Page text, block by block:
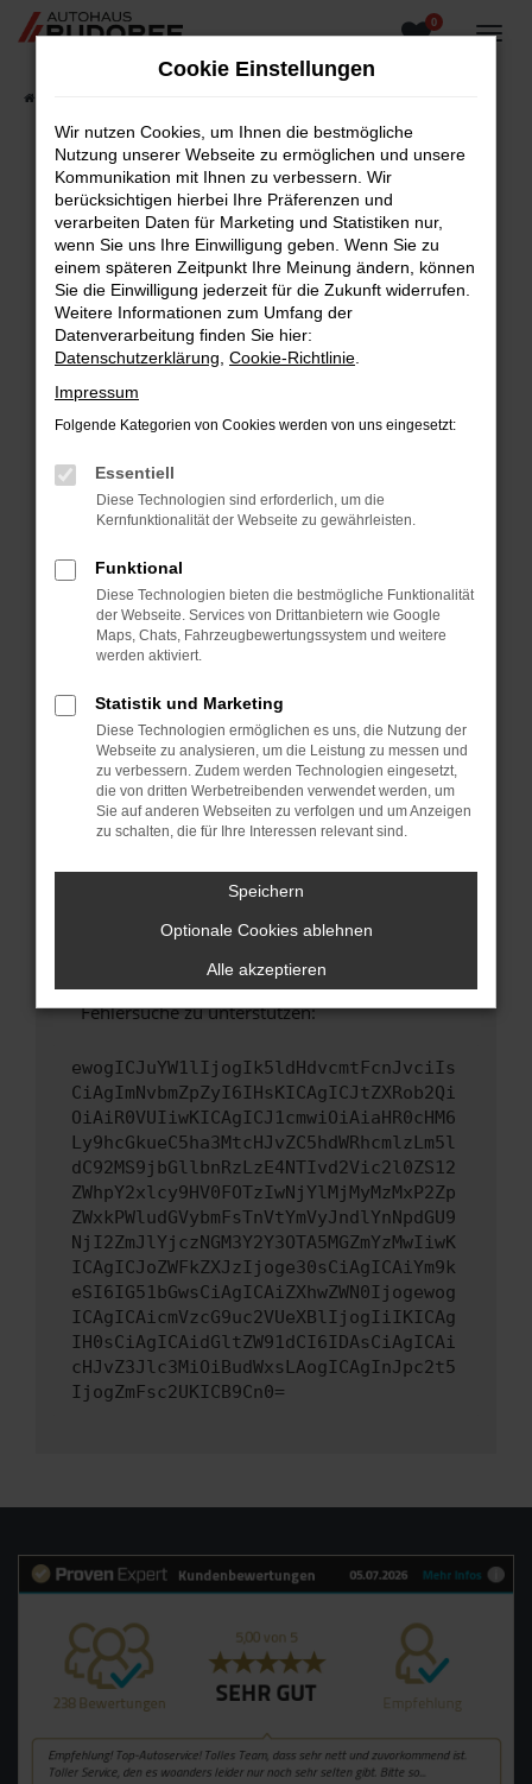
Zum
0
Fehler: Network Error
Beim Laden ist ein Fehler aufgetreten.
Hier sind ein paar Tipps, die dir helfen können:
Überprüfe deine Firewall und deine
Internetverbindung.
Laden andere Webseiten, zum Beispiel deine
Suchmaschine?
Prüfe deine Browsererweiterungen.
Manche Erweiterungen, wie Werbeblocker,
können das Laden bestimmter Seiten
verhindern. Funktioniert die Seite in einem
Fenster?
Starte dein Gerät neu.
Das kann manchmal helfen, vorübergehende
Probleme zu beheben.
Betriebssystem auf dem neuesten Stand
sind.
Veraltete Software birgt nicht nur ein
Sicherheitsrisiko, sondern kann auch dazu
führen, dass bestimmte Funktionen nicht mehr
unterstützt werden.
Wende dich an den Webseitenbetreiber.
Wenn du alle oben genannten Schritte versucht
hast, kontaktiere uns bitte. Wir werden
versuchen, das Problem zu beheben. Du kannst
uns diesen Text schicken, um uns bei der
Fehlersuche zu unterstützen:
ewogICJuYW1lIjogIk5ldHdvcmtFcnJvciIs
CiAgImNvbmZpZyI6IHsKICAgICJtZXRob2Qi
OiAiR0VUIiwKICAgICJ1cmwiOiAiaHR0cHM6
Ly9hcGkueC5ha3MtcHJvZC5hdWRhcmlzLm5l
dC92MS9jbGllbnRzLzE4NTIvd2Vic2l0ZS12
ZWhpY2xlcy9HV0FOTzIwNjYlMjMyMzMxP2Zp
ZWxkPWludGVybmFsTnVtYmVyJndlYnNpdGU9
NjI2ZmJlYjczNGM3Y2Y3OTA5MGZmYzMwIiwK
ICAgICJoZWFkZXJzIjoge30sCiAgICAiYm9k
eSI6IG51bGwsCiAgICAiZXhwZWN0Ijogewog
ICAgICAicmVzcG9uc2VUeXBlIjogIiIKICAg
IH0sCiAgICAidGltZW91dCI6IDAsCiAgICAi
cHJvZ3Jlc3MiOiBudWxsLAogICAgInJpc2t5
IjogZmFsc2UKICB9Cn0=
Cookie Einstellungen
Wir nutzen Cookies, um Ihnen die bestmögliche
Nutzung unserer Webseite zu ermöglichen und unsere
Kommunikation mit Ihnen zu verbessern. Wir
berücksichtigen hierbei Ihre Präferenzen und
verarbeiten Daten für Marketing und Statistiken nur,
wenn Sie uns Ihre Einwilligung geben. Wenn Sie zu
einem späteren Zeitpunkt Ihre Meinung ändern, können
Sie die Einwilligung jederzeit für die Zukunft widerrufen.
Weitere Informationen zum Umfang der
Datenverarbeitung finden Sie hier:
Datenschutzerklärung Cookie-Richtlinie
Impressum
Folgende Kategorien von Cookies werden von uns eingesetzt:
Essentiell
Diese Technologien sind erforderlich, um die
Kernfunktionalität der Webseite zu gewährleisten.
Funktional
Diese Technologien bieten die bestmögliche Funktionalität
der Webseite. Services von Drittanbietern wie Google
Maps, Chats, Fahrzeugbewertungssystem und weitere
werden aktiviert.
Statistik und Marketing
Diese Technologien ermöglichen es uns, die Nutzung der
Webseite zu analysieren, um die Leistung zu messen und
zu verbessern. Zudem werden Technologien eingesetzt,
die von dritten Werbetreibenden verwendet werden, um
Sie auf anderen Webseiten zu verfolgen und um Anzeigen
zu schalten, die für Ihre Interessen relevant sind.
Speichern
Optionale Cookies ablehnen
Alle akzeptieren